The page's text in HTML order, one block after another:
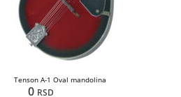
Tenson A-1 Oval mandolina
0 RSD